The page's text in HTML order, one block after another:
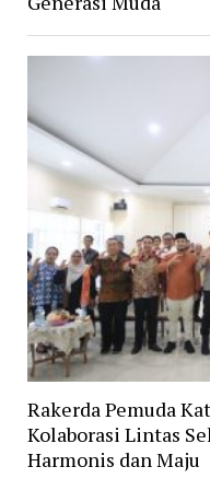
Rakerda Pemuda
Kolaborasi Lintas
Harmonis dan Maju